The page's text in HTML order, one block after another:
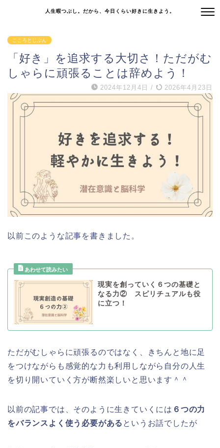
人生暇つぶし。だから、今日くらい好きに生きよう。
こころとじぶん
「好き」を追求する大切さ！ただがむ
しゃらに頑張ることは辞めよう！
2024年12月4日 / 2026年4月23日
以前このような記事を書きました。
現実を創っていく６つの基礎と
なる力② スピリチュアルも役
に立つ！
ただがむしゃらに頑張るのではなく、きちんと地に足
をつけながらも感覚的な力も利用しながら自分の人生
を切り開いていく方が断然楽しいと思います＾＾
以前の記事では、そのように生きていくには ６つの力
をバランスよく使う必要がある というお話でしたが